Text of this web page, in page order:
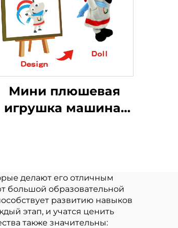
Мини плюшевая
игрушка машина-
кролик, кошка,
настраиваемый
плюшевый брелок
делают его отличным
большой образовательной
развитию навыков
этап, и учатся ценить
также значительны: